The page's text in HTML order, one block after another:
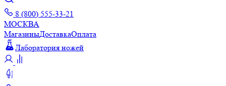
8 (800) 555-33-21
МОСКВА
МагазиныДоставкаОплата
Лаборатория ножей